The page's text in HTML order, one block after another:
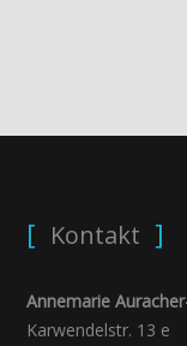
Kontakt
Annemarie
Karwendelstr. 13 e